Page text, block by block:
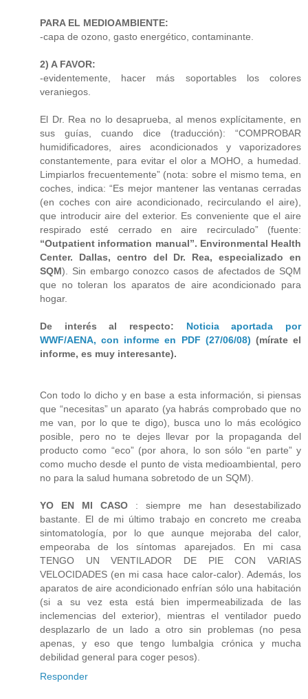
PARA EL MEDIOAMBIENTE:
-capa de ozono, gasto energético, contaminante.
2) A FAVOR:
-evidentemente, hacer más soportables los colores
veraniegos.
El Dr. Rea no lo desaprueba, al menos explícitamente, en
sus guías, cuando dice (traducción): “COMPROBAR
humidificadores, aires acondicionados y vaporizadores
constantemente, para evitar el olor a MOHO, a humedad.
Limpiarlos frecuentemente” (nota: sobre el mismo tema, en
coches, indica: “Es mejor mantener las ventanas cerradas
(en coches con aire acondicionado, recirculando el aire),
que introducir aire del exterior. Es conveniente que el aire
respirado esté cerrado en aire recirculado” (fuente:
“Outpatient information manual”. Environmental Health
Center. Dallas, centro del Dr. Rea, especializado en
SQM). Sin embargo conozco casos de afectados de SQM
que no toleran los aparatos de aire acondicionado para
hogar.
De interés al respecto: Noticia aportada por
WWF/AENA, con informe en PDF (27/06/08) (mírate el
informe, es muy interesante).
Con todo lo dicho y en base a esta información, si piensas
que “necesitas” un aparato (ya habrás comprobado que no
me van, por lo que te digo), busca uno lo más ecológico
posible, pero no te dejes llevar por la propaganda del
producto como “eco” (por ahora, lo son sólo “en parte” y
como mucho desde el punto de vista medioambiental, pero
no para la salud humana sobretodo de un SQM).
YO EN MI CASO : siempre me han desestabilizado
bastante. El de mi último trabajo en concreto me creaba
sintomatología, por lo que aunque mejoraba del calor,
empeoraba de los síntomas aparejados. En mi casa
TENGO UN VENTILADOR DE PIE CON VARIAS
VELOCIDADES (en mi casa hace calor-calor). Además, los
aparatos de aire acondicionado enfrían sólo una habitación
(si a su vez esta está bien impermeabilizada de las
inclemencias del exterior), mientras el ventilador puedo
desplazarlo de un lado a otro sin problemas (no pesa
apenas, y eso que tengo lumbalgia crónica y mucha
debilidad general para coger pesos).
Responder